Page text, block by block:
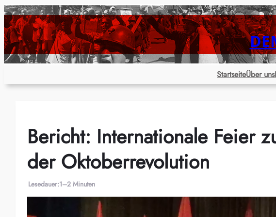
Zum
Inhalt
springen
StartseiteÜber uns
Bericht: Internationale Feier
der Oktoberrevolution
Lesedauer:1–2 Minuten